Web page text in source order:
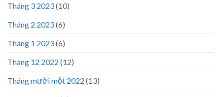
Tháng 3 2023(10)
Tháng 2 2023(6)
Tháng 1 2023(6)
Tháng 12 2022 (12)
Tháng mười một 2022 (13)